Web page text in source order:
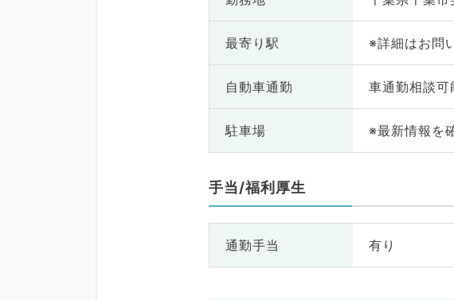
最寄り駅 ※詳細はお問
自動車通勤 車通勤相談可
駐車場 ※最新情報を
手当/福利厚生
通勤手当 有り